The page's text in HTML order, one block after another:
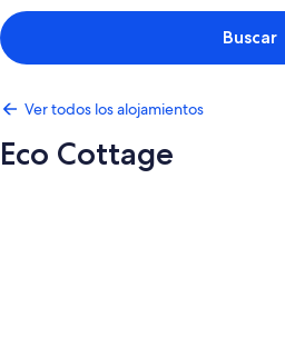
Buscar
Ver todos los alojamientos
Eco Cottage